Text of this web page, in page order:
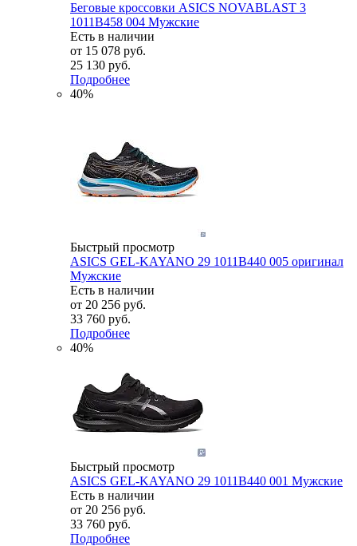
Беговые кроссовки ASICS NOVABLAST 3
1011B458 004 Мужские
Есть в наличии
от 15 078 руб.
25 130 руб.
Подробнее
40%
Быстрый просмотр
ASICS GEL-KAYANO 29 1011B440 005 оригинал
Мужские
Есть в наличии
от 20 256 руб.
33 760 руб.
Подробнее
40%
Быстрый просмотр
ASICS GEL-KAYANO 29 1011B440 001 Мужские
Есть в наличии
от 20 256 руб.
33 760 руб.
Подробнее